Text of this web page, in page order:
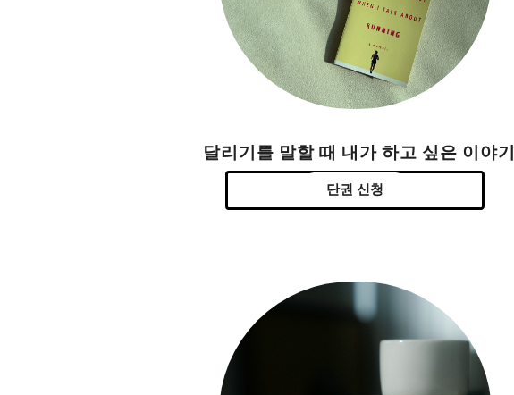
달리기를 말할 때 내가 하고 싶은 이야기
단권 신청